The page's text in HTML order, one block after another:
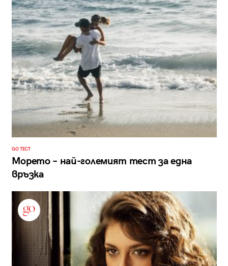
GO ТЕСТ
Морето – най-големият тест за една
връзка